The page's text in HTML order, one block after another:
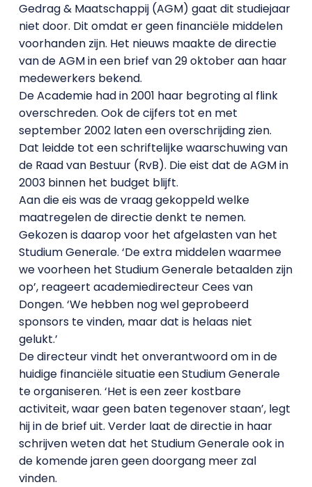
Gedrag & Maatschappij (AGM) gaat dit studiejaar
niet door. Dit omdat er geen financiële middelen
voorhanden zijn. Het nieuws maakte de directie
van de AGM in een brief van 29 oktober aan haar
medewerkers bekend.
De Academie had in 2001 haar begroting al flink
overschreden. Ook de cijfers tot en met
september 2002 laten een overschrijding zien.
Dat leidde tot een schriftelijke waarschuwing van
de Raad van Bestuur (RvB). Die eist dat de AGM in
2003 binnen het budget blijft.
Aan die eis was de vraag gekoppeld welke
maatregelen de directie denkt te nemen.
Gekozen is daarop voor het afgelasten van het
Studium Generale. ‘De extra middelen waarmee
we voorheen het Studium Generale betaalden zijn
op’, reageert academiedirecteur Cees van
Dongen. ‘We hebben nog wel geprobeerd
sponsors te vinden, maar dat is helaas niet
gelukt.’
De directeur vindt het onverantwoord om in de
huidige financiële situatie een Studium Generale
te organiseren. ‘Het is een zeer kostbare
activiteit, waar geen baten tegenover staan’, legt
hij in de brief uit. Verder laat de directie in haar
schrijven weten dat het Studium Generale ook in
de komende jaren geen doorgang meer zal
vinden.